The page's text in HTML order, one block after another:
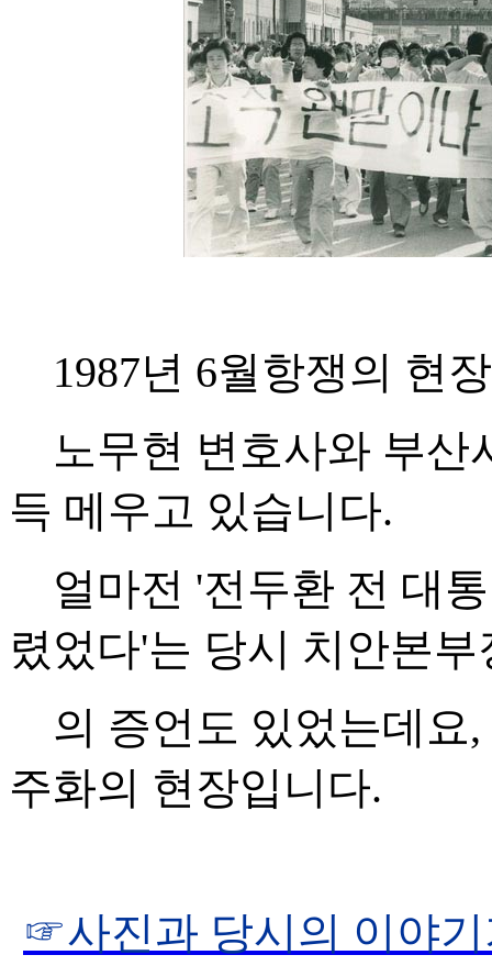
1987년 6월항쟁의 현
노무현 변호사와 부산
득 메우고 있습니다.
얼마전 '전두환 전 대
렸었다'는 당시 치안본부
의 증언도 있었는데요,
주화의 현장입니다.
☞사진과 당시의 이야기